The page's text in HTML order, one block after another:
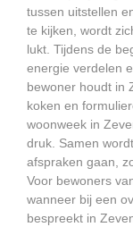
tussen uitstellen
te kijken, wordt
lukt. Tijdens de
energie verdelen
bewoner houdt in
koken en
woonweek in
druk. Samen
afspraken gaan,
Voor bewoners
wanneer bij een
bespreekt in